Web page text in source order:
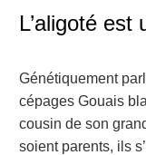
L’aligoté
Génétiquement
cépages Gouais
cousin de son
soient parents, ils